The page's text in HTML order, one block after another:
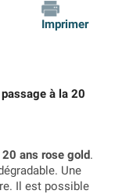
Imprimer
à la 20
ans rose gold.
Une
Il est possible